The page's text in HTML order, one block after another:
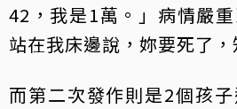
42，我是1萬。」病情嚴
站在我床邊說，妳要死了，
而第二次發作則是2個孩